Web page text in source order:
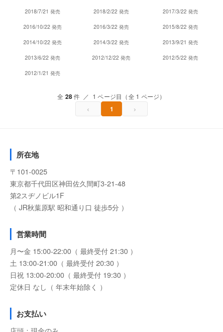
2018/7/21 発売 2018/2/22 発売 2017/3/22 発売
2016/10/22 発売 2016/3/22 発売 2015/8/22 発売
2014/10/22 発売 2014/3/22 発売 2013/9/21 発売
2013/6/22 発売 2012/12/22 発売 2012/5/22 発売
2012/1/21 発売
全 28件 ／ 1 ページ目（全 1 ページ）
‹ 1 ›
所在地
〒101-0025
東京都千代田区神田佐久間町3-21-48
第2スヂノビル1F
（ JR秋葉原駅 昭和通り口 徒歩5分 ）
営業時間
月〜金 15:00-22:00（ 最終受付 21:30 ）
土 13:00-21:00（ 最終受付 20:30 ）
日祝 13:00-20:00（ 最終受付 19:30 ）
定休日 なし（ 年末年始除く ）
お支払い